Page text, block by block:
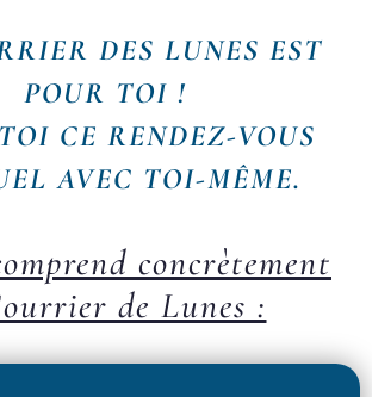
DES LUNES EST
POUR TOI !
CE RENDEZ-VOUS
AVEC TOI-MÊME.
concrètement
de Lunes :